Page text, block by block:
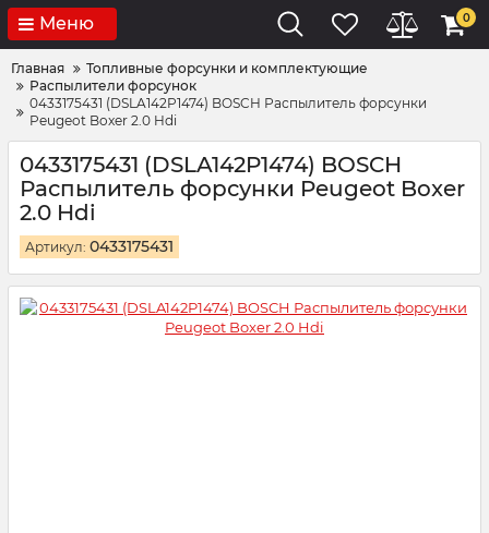
Меню 0
Главная
Топливные форсунки и комплектующие
Распылители форсунок
0433175431 (DSLA142P1474) BOSCH Распылитель форсунки
Peugeot Boxer 2.0 Hdi
0433175431 (DSLA142P1474) BOSCH
Распылитель форсунки Peugeot Boxer
2.0 Hdi
Артикул: 0433175431